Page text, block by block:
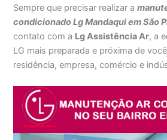
Sempre que precisar realizar a
condicionado Lg Mandaqui em São
contato com a Lg Assistência Ar, a
LG mais preparada e próxima de
residência, empresa, comércio e